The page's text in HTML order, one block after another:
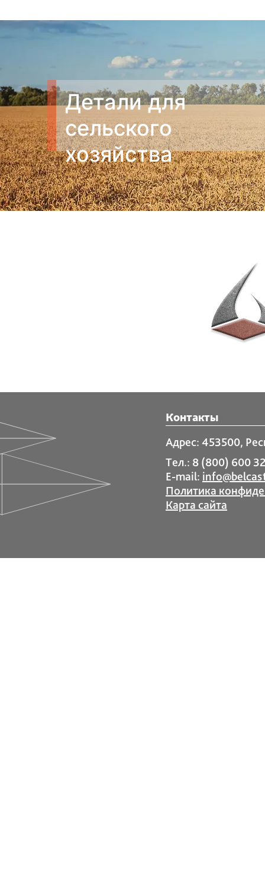
Детали для
сельского
хозяйства
Контакты
Адрес: 453500,
Тел.: 8 (800) 600
E-mail:
Политика
Карта сайта